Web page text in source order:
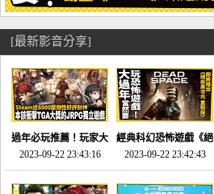
[最新影音分享]
過年必玩推薦！玩家大
推的JRPG神作《神之
天平》介紹！-電玩宅
速配20230126
2023-09-22 23:43:16
經典科幻恐怖遊戲《絕
命異次元 重製版》重
回「石村號」的恐懼體
驗-電玩宅速配
2023-09-22 23:42:43